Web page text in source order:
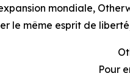
mondiale,
le même esprit de
Pour